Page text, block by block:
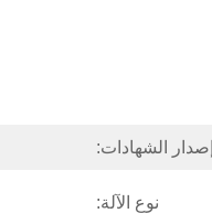
إصدار الشهادات:
نوع الآلة: